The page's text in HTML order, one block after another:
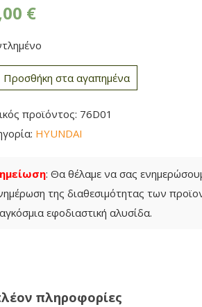
€
: Θα θέλαμε να σας
της διαθεσιμότητας των
εφοδιαστική αλυσίδα.
Προσθήκη στα αγαπημένα
προϊόντος: 76D01
HYUNDAI
πληροφορίες